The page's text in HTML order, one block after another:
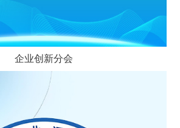
企业创新分会